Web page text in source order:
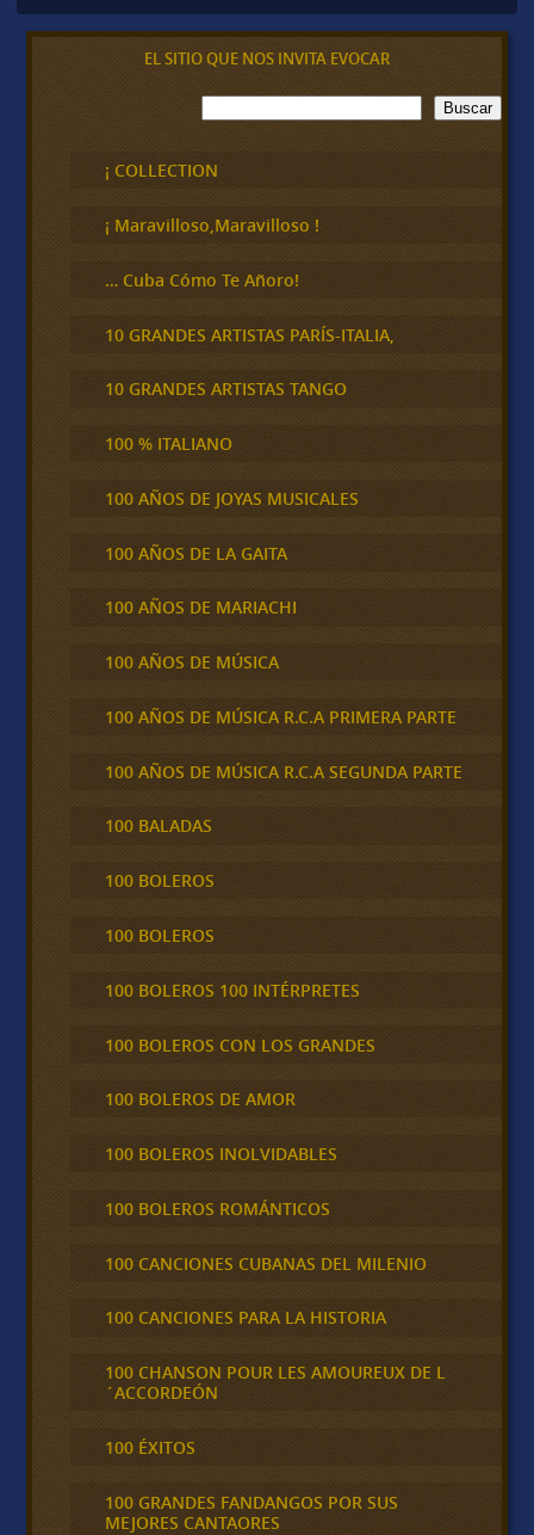
EL SITIO QUE NOS INVITA EVOCAR
B
u
c
a
Buscar
¡ COLLECTION
¡ Maravilloso,Maravilloso !
… Cuba Cómo Te Añoro!
10 GRANDES ARTISTAS PARÍS-ITALIA,
10 GRANDES ARTISTAS TANGO
100 % ITALIANO
100 AÑOS DE JOYAS MUSICALES
100 AÑOS DE LA GAITA
100 AÑOS DE MARIACHI
100 AÑOS DE MÚSICA
100 AÑOS DE MÚSICA R.C.A PRIMERA PARTE
100 AÑOS DE MÚSICA R.C.A SEGUNDA PARTE
100 BALADAS
100 BOLEROS
100 BOLEROS
100 BOLEROS 100 INTÉRPRETES
100 BOLEROS CON LOS GRANDES
100 BOLEROS DE AMOR
100 BOLEROS INOLVIDABLES
100 BOLEROS ROMÁNTICOS
100 CANCIONES CUBANAS DEL MILENIO
100 CANCIONES PARA LA HISTORIA
100 CHANSON POUR LES AMOUREUX DE L
´ACCORDEÓN
100 ÉXITOS
100 GRANDES FANDANGOS POR SUS
MEJORES CANTAORES